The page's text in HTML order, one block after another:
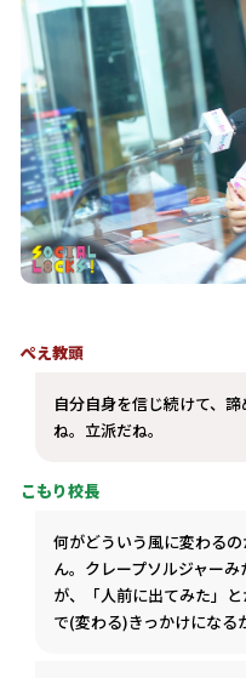
ぺえ教頭
自分自身を信じ続けて、
ね。立派だね。
こもり校長
何がどういう風に変わる
ん。クレープソルジャー
が、「人前に出てみた」
で(変わる)きっかけになる